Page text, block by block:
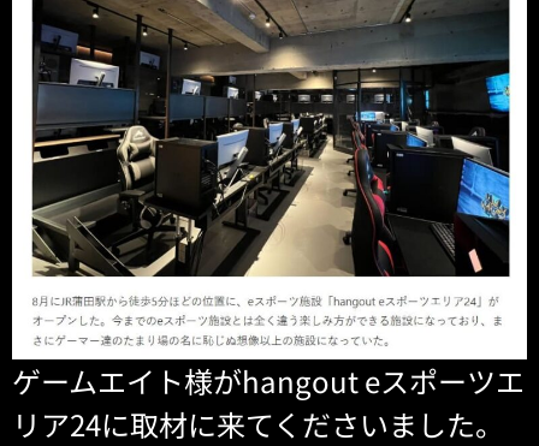
ゲームエイト様がhangout eスポーツエ
リア24に取材に来てくださいました。